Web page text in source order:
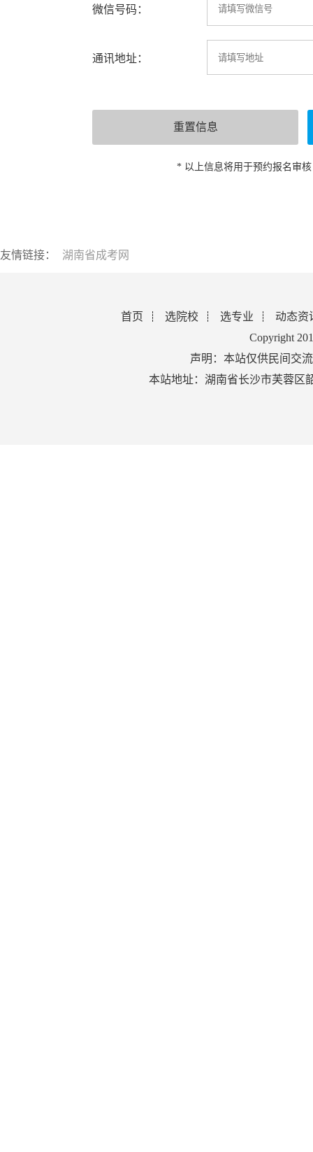
微信号码：
通讯地址：
* 以上信息将用于预约报名审
友情链接： 湖南省成考网
首页 选院校 选专业
动态资
Copyright
声明：本站仅供民间交
本站地址：湖南省长沙市芙蓉区